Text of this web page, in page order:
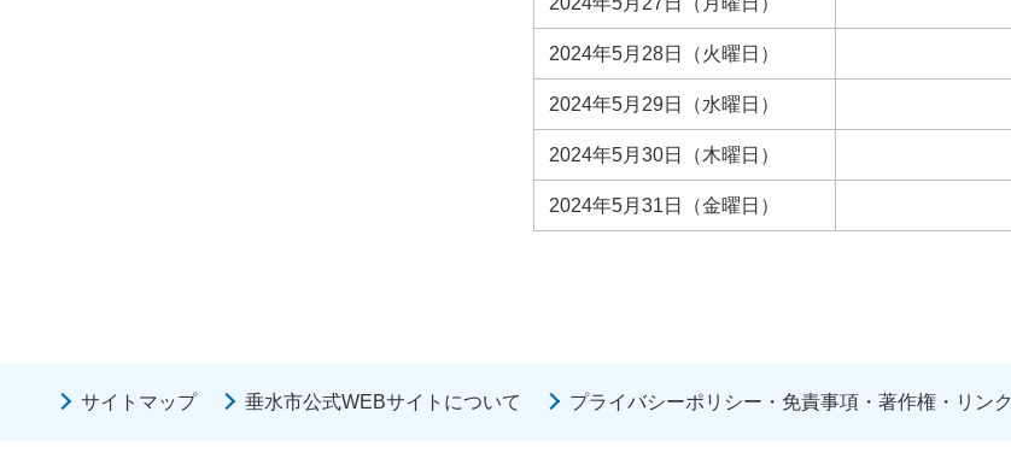
2024年5月28日（火曜日）
2024年5月29日（水曜日）
2024年5月30日（木曜日）
2024年5月31日（金曜日）
サイトマップ 垂水市公式WEBサイトについて プライバシーポリシー・免責事項・著作権・リンク